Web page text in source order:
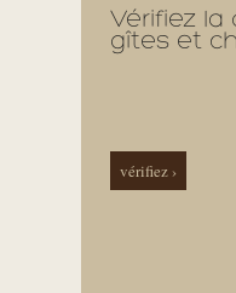
Vérifiez la
gîtes et
vérifiez ›